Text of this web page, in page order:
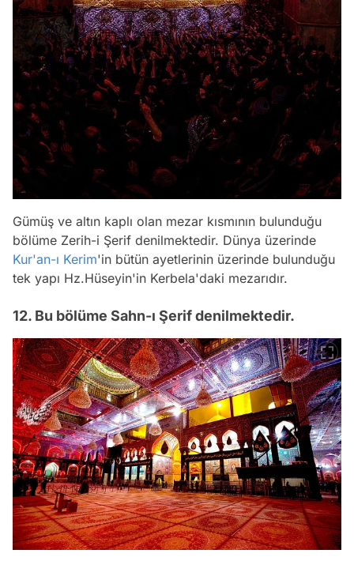
Gümüş ve altın kaplı olan mezar kısmının bulunduğu
bölüme Zerih-i Şerif denilmektedir. Dünya üzerinde
Kur'an-ı Kerim'in bütün ayetlerinin üzerinde bulunduğu
tek yapı Hz.Hüseyin'in Kerbela'daki mezarıdır.
12. Bu bölüme Sahn-ı Şerif denilmektedir.